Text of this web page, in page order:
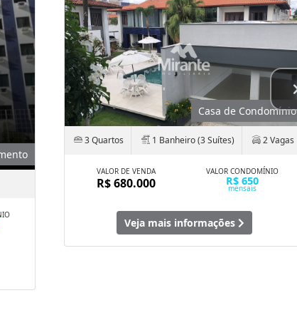
Casa de Condomínio
3 Quartos 1 Banheiro (3 Suítes) 2 Vagas
VALOR DE VENDA
R$ 680.000
VALOR CONDOMÍNIO
R$ 650
mensais
Veja mais informações